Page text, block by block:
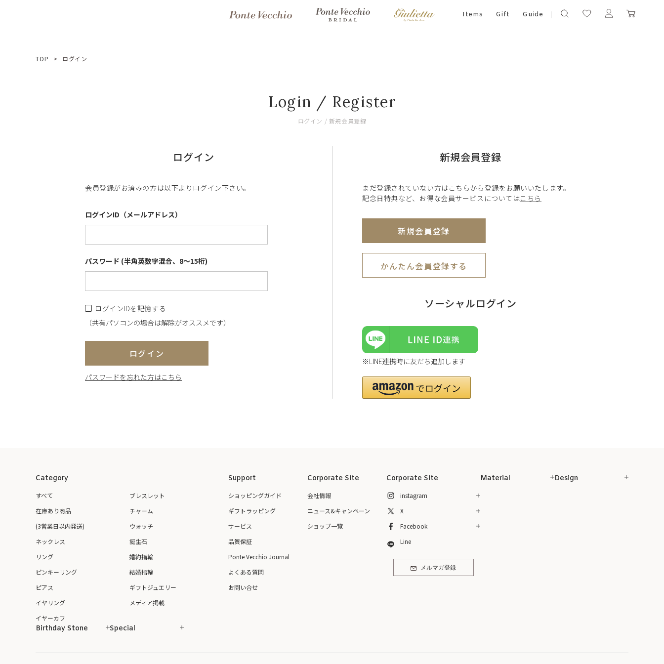
Items Gift Guide
TOP ログイン
Login / Register
ログイン / 新規会員登録
ログイン
会員登録がお済みの方は以下よりログイン下さい。
ログインID（メールアドレス）
パスワード (半角英数字混合、8～15桁)
ログインIDを記憶する
（共有パソコンの場合は解除がオススメです）
ログイン
パスワードを忘れた方はこちら
新規会員登録
まだ登録されていない方はこちらから登録をお願いいたします。
記念日特典など、お得な会員サービスについてはこちら
新規会員登録
かんたん会員登録する
ソーシャルログイン
※LINE連携時に友だち追加します
Category
すべて
在庫あり商品
(3営業日以内発送)
ネックレス
リング
ピンキーリング
ピアス
イヤリング
イヤーカフ
ブレスレット
チャーム
ウォッチ
誕生石
婚約指輪
結婚指輪
ギフトジュエリー
メディア掲載
Support
ショッピングガイド
ギフトラッピング
サービス
品質保証
Ponte Vecchio Journal
よくある質問
お問い合せ
Corporate Site
会社情報
ニュース&キャンペーン
ショップ一覧
Corporate Site
instagram
X
Facebook
Line
メルマガ登録
Material Design
Birthday Stone Special